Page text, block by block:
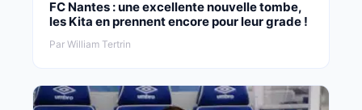
FC Nantes : une excellente nouvelle tombe,
les Kita en prennent encore pour leur grade !
Par William Tertrin